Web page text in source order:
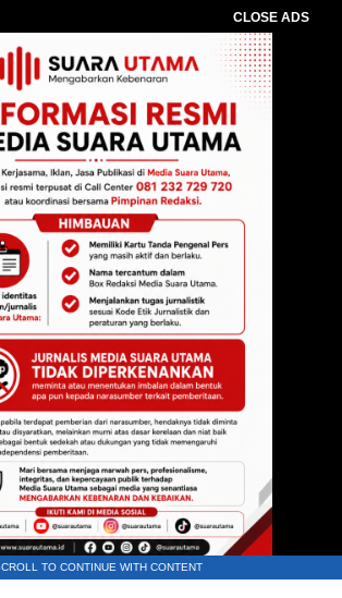
CLOSE ADS
TO CONTINUE WITH CONTENT